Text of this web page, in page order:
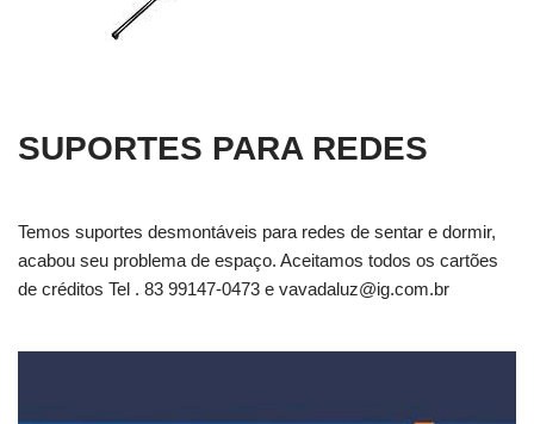
SUPORTES PARA REDES
Temos suportes desmontáveis para redes de sentar e dormir,
acabou seu problema de espaço. Aceitamos todos os cartões
de créditos Tel . 83 99147-0473 e vavadaluz@ig.com.br